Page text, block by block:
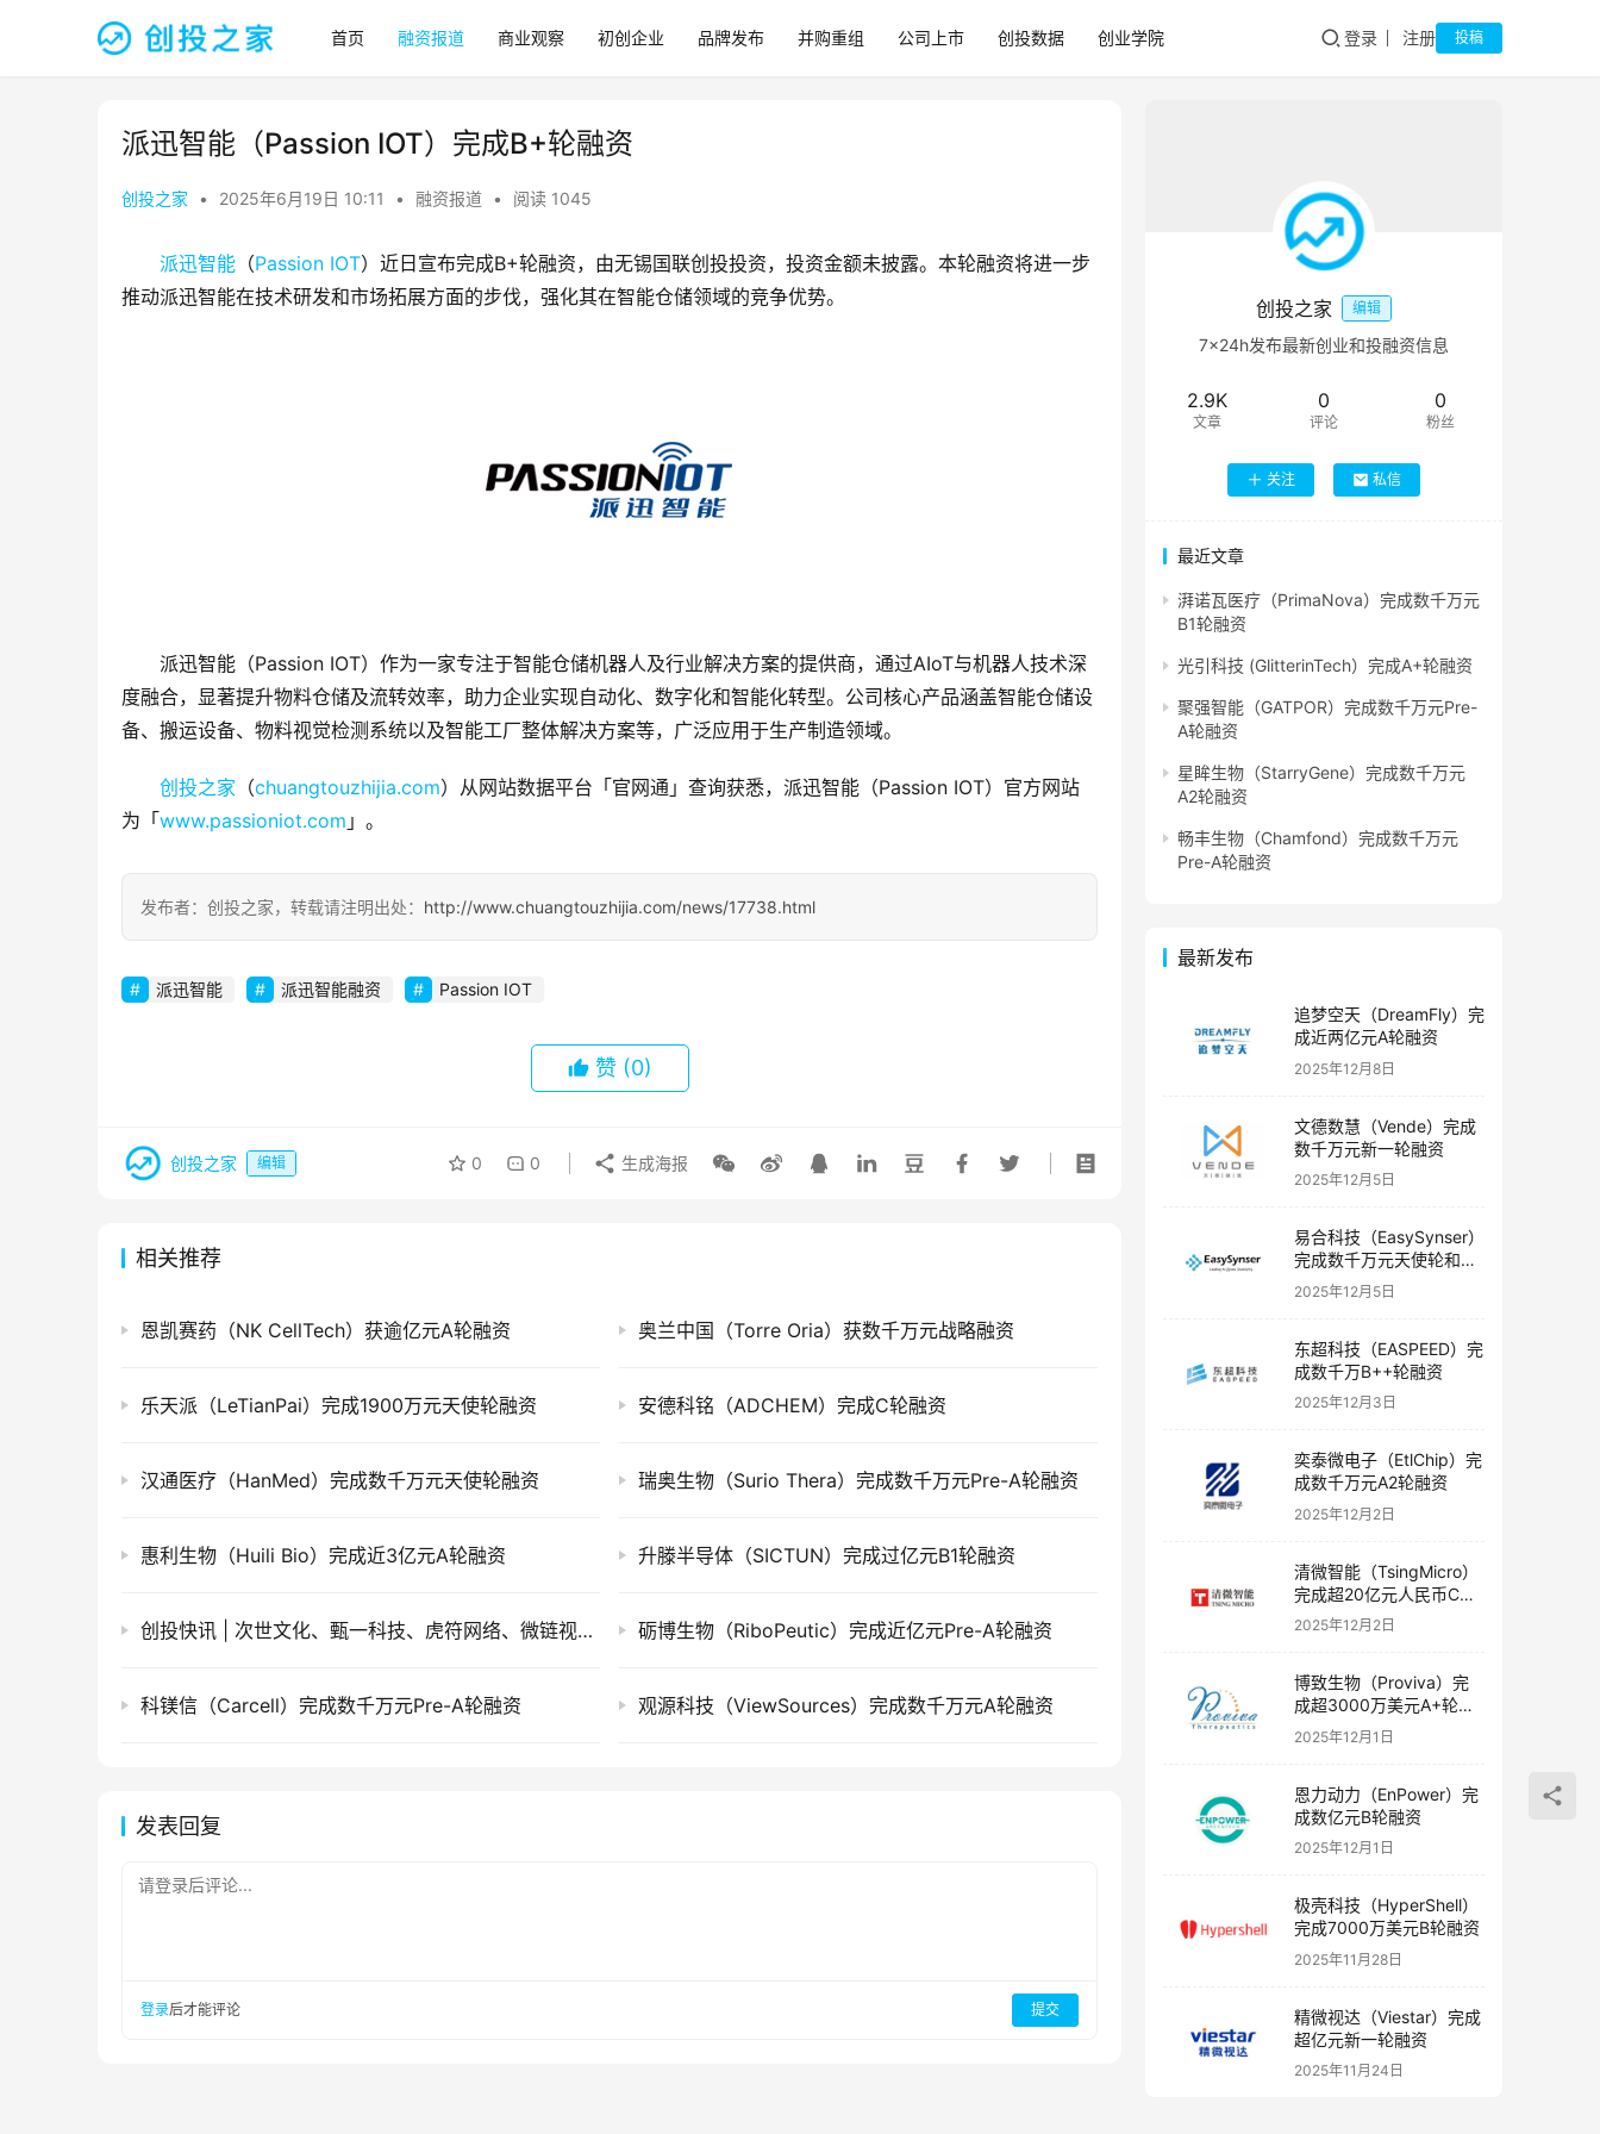
首页 融资报道 商业观察 初创企业 品牌发布 并购重组 公司上市 创投数据 创业学院 登录 注册 投稿
派迅智能（Passion IOT）完成B+轮融资
创投之家 • 2025年6月19日 10:11 • 融资报道 • 阅读 1045
派迅智能 （Passion IOT）近日宣布完成B+轮融资，由无锡国联创投投资，投资金额未披露。本轮融资将进一步
推动派迅智能在技术研发和市场拓展方面的步伐，强化其在智能仓储领域的竞争优势。
派迅智能（Passion IOT）作为一家专注于智能仓储机器人及行业解决方案的提供商，通过AIoT与机器人技术深
度融合，显著提升物料仓储及流转效率，助力企业实现自动化、数字化和智能化转型。公司核心产品涵盖智能仓储设
备、搬运设备、物料视觉检测系统以及智能工厂整体解决方案等，广泛应用于生产制造领域。
创投之家 （chuangtouzhijia.com）从网站数据平台「官网通」查询获悉，派迅智能（Passion IOT）官方网站
为「www.passioniot.com 」。
发布者：创投之家，转载请注明出处： http://www.chuangtouzhijia.com/news/17738.html
派迅智能 派迅智能融资 Passion IOT
赞 (0)
创投之家 编辑 0 0 生成海报
相关推荐
恩凯赛药（NK CellTech）获逾亿元A轮融资 奥兰中国（Torre Oria）获数千万元战略融资
乐天派（LeTianPai）完成1900万元天使轮融资 安德科铭（ADCHEM）完成C轮融资
汉通医疗（HanMed）完成数千万元天使轮融资 瑞奥生物（Surio Thera）完成数千万元Pre-A轮融资
惠利生物（Huili Bio）完成近3亿元A轮融资 升滕半导体（SICTUN）完成过亿元B1轮融资
创投快讯 | 次世文化、​甄一科技、虎符网络、微链视觉、心咚科技等23家企业获得投资 砺博生物（RiboPeutic）完成近亿元Pre-A轮融资
科镁信（Carcell）完成数千万元Pre-A轮融资 观源科技（ViewSources）完成数千万元A轮融资
发表回复
请登录后评论...
登录后才能评论 提交
创投之家 编辑
7×24h发布最新创业和投融资信息
2.9K
文章
0
评论
0
粉丝
关注 私信
最近文章
湃诺瓦医疗（PrimaNova）完成数千万元
B1轮融资
光引科技 (GlitterinTech）完成A+轮融资
聚强智能（GATPOR）完成数千万元Pre-
A轮融资
星眸生物（StarryGene）完成数千万元
A2轮融资
畅丰生物（Chamfond）完成数千万元
Pre-A轮融资
最新发布
追梦空天（DreamFly）完
成近两亿元A轮融资
2025年12月8日
文德数慧（Vende）完成
数千万元新一轮融资
2025年12月5日
易合科技（EasySynser）
完成数千万元天使轮和天
使+轮融资
2025年12月5日
东超科技（EASPEED）完
成数千万B++轮融资
2025年12月3日
奕泰微电子（EtlChip）完
成数千万元A2轮融资
2025年12月2日
清微智能（TsingMicro）
完成超20亿元人民币C轮
融资
2025年12月2日
博致生物（Proviva）完
成超3000万美元A+轮融
资
2025年12月1日
恩力动力（EnPower）完
成数亿元B轮融资
2025年12月1日
极壳科技（HyperShell）
完成7000万美元B轮融资
2025年11月28日
精微视达（Viestar）完成
超亿元新一轮融资
2025年11月24日